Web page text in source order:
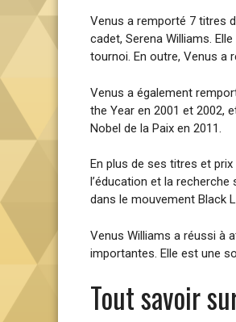
Venus a remporté 7 titres
cadet, Serena Williams.
tournoi. En outre, Venus a
Venus a également
the Year en 2001 et 2002,
Nobel de la Paix en 2011.
En plus de ses titres et
l’éducation et la
dans le mouvement Black
Venus Williams a réussi à
importantes. Elle est une
Tout savoir